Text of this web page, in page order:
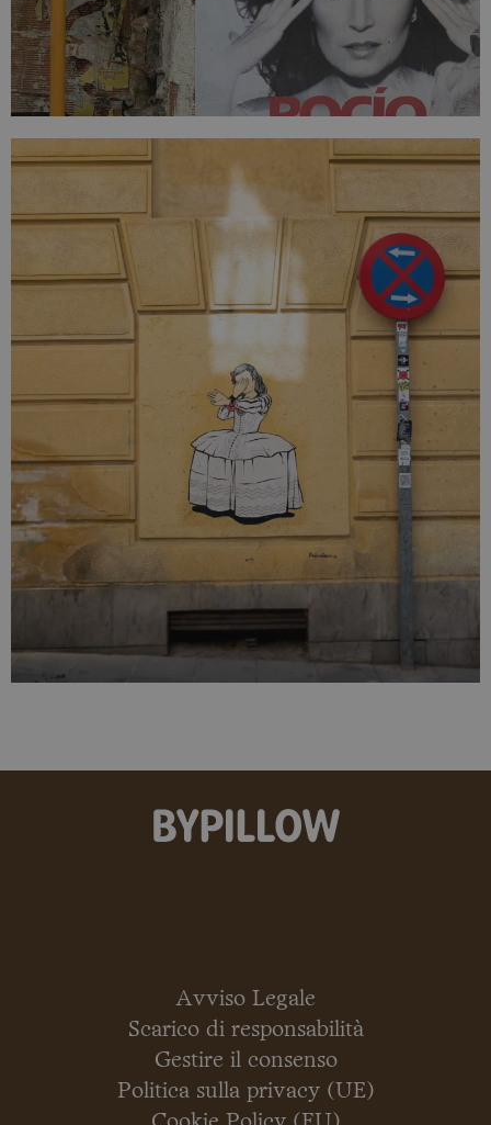
Avviso Legale
Scarico di responsabilità
Gestire il consenso
Politica sulla privacy (UE)